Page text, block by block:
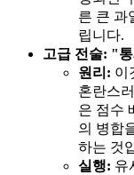
른 큰 과
립니다.
고급 전술: "
원리: 이
혼란스
은 점수
의 병합
하는 것
실행: 유